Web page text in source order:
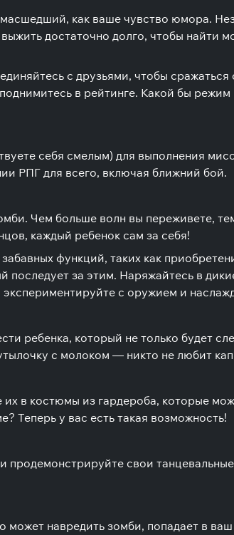
как ваше чувство юмора.
достаточно долго, чтобы найти
с друзьями, чтобы
в рейтинге. Какой бы
себя смелым) для выполнения
РПГ для всего, включая ближний бой.
Чем больше волн вы переживете,
каждый ребенок сам за себя!
функций, таких как
за этим. Наряжайтесь в
с оружием и
ребенка, который не только будет
с молоком — никто не любит
в костюмы из гардероба, которые
Теперь у вас есть такая возможность!
свои
навредить зомби, попадает в